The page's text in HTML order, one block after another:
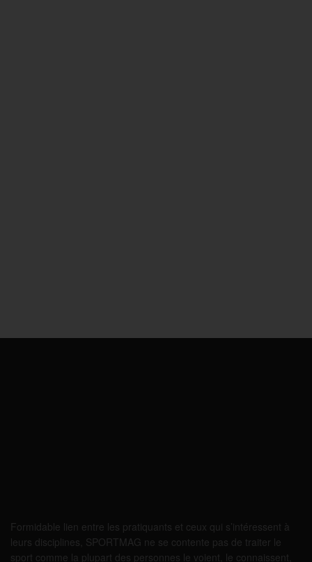
Formidable lien entre les pratiquants et ceux qui s’intéressent à
leurs disciplines, SPORTMAG ne se contente pas de traiter le
sport comme la plupart des personnes le voient, le connaissent,